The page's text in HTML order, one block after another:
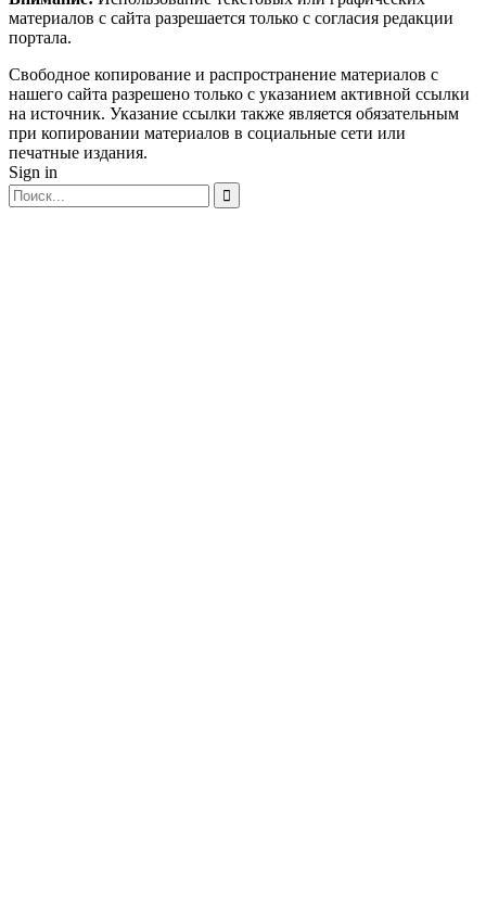
материалов с сайта разрешается только c согласия редакции
портала.
Свободное копирование и распространение материалов с
нашего сайта разрешено только с указанием активной ссылки
на источник. Указание ссылки также является обязательным
при копировании материалов в социальные сети или
печатные издания.
Sign in